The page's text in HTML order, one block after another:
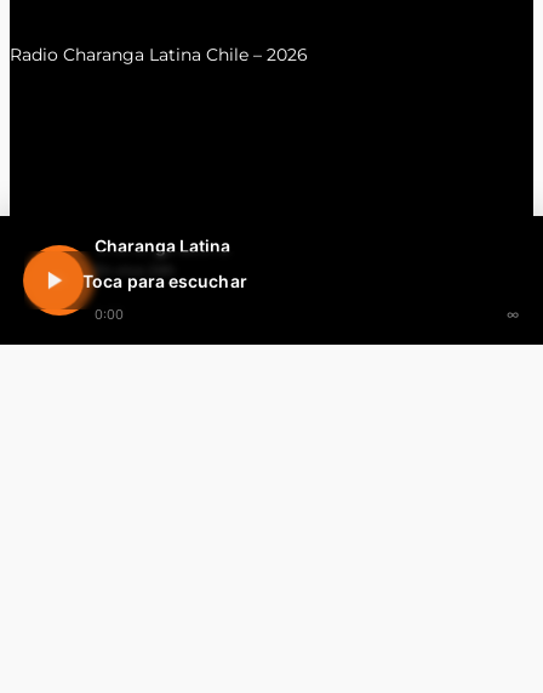
Charanga Latina
En vivo 24h
0:00 ∞
Toca para escuchar
Radio Charanga Latina Chile – 2026